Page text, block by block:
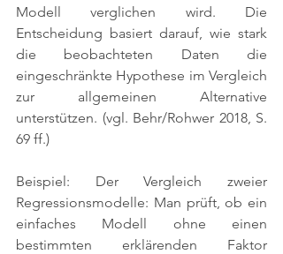
Modell verglichen wird. Die
Entscheidung basiert darauf, wie stark
die beobachteten Daten die
eingeschränkte Hypothese im Vergleich
zur allgemeinen Alternative
unterstützen. (vgl. Behr/Rohwer 2018, S.
69 ff.)
Beispiel: Der Vergleich zweier
Regressionsmodelle: Man prüft, ob ein
einfaches Modell ohne einen
bestimmten erklärenden Faktor